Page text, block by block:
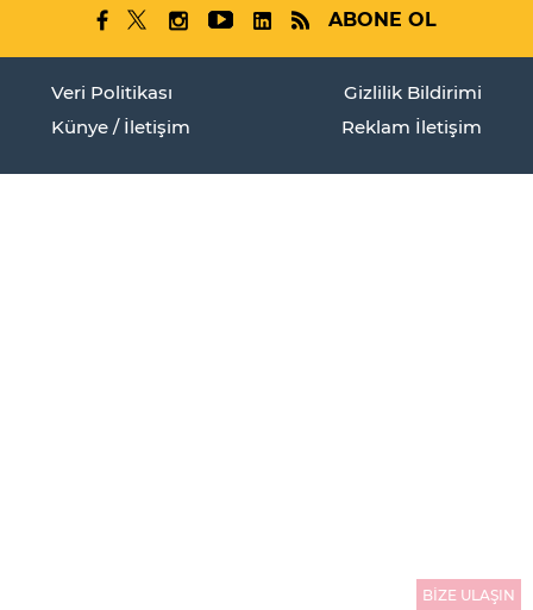
ABONE OL
Veri Politikası
Gizlilik Bildirimi
Künye / İletişim
Reklam İletişim
BİZE ULAŞIN